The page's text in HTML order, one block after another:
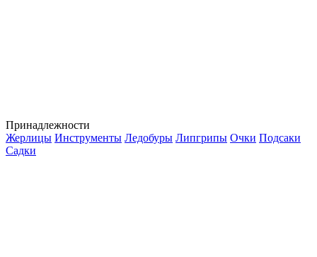
Принадлежности
Жерлицы Инструменты Ледобуры Липгрипы Очки Подсаки
Садки